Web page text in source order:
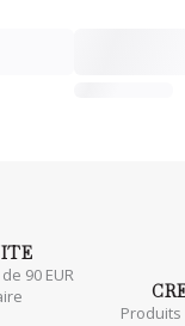
90 EUR